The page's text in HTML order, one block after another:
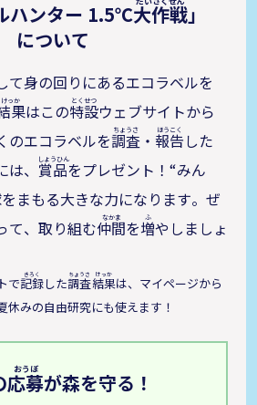
ハンター 1.5℃大作戦」
について
て身の回りにあるエコラベルを
果はこの特設ウェブサイトから
のエコラベルを調査 ・ 報告した
、 賞品をプレゼント！“みん
まもる大きな力になります。ぜ
て、取り組む仲間を増やしましょ
で記録した調査結果は、マイページから
休みの自由研究にも使えます！
応募が森を守る！